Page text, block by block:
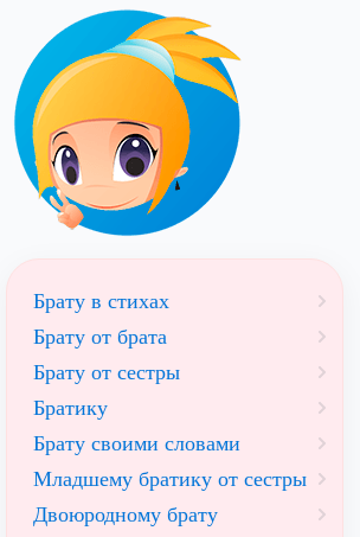
Брату в стихах
Брату от брата
Брату от сестры
Братику
Брату своими словами
Младшему братику от сестры
Двоюродному брату